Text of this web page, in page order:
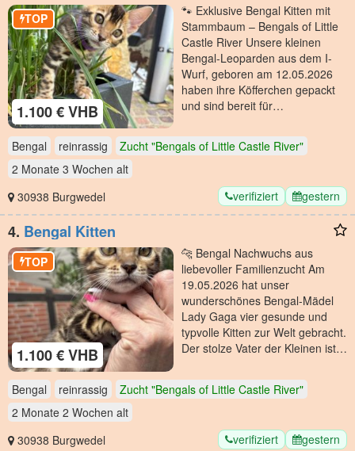
1.100 € VHB
TOP
🐾 Exklusive Bengal Kitten mit
Stammbaum – Bengals of Little
Castle River Unsere kleinen
Bengal-Leoparden aus dem I-
Wurf, geboren am 12.05.2026
haben ihre Köfferchen gepackt
und sind bereit für…
Bengal reinrassig
Zucht "Bengals of Little Castle River"
2 Monate 3 Wochen alt
30938 Burgwedel
verifiziert gestern
4. Bengal Kitten
1.100 € VHB
TOP
🐆 Bengal Nachwuchs aus
liebevoller Familienzucht Am
19.05.2026 hat unser
wunderschönes Bengal-Mädel
Lady Gaga vier gesunde und
typvolle Kitten zur Welt gebracht.
Der stolze Vater der Kleinen ist…
Bengal reinrassig
Zucht "Bengals of Little Castle River"
2 Monate 2 Wochen alt
30938 Burgwedel
verifiziert gestern